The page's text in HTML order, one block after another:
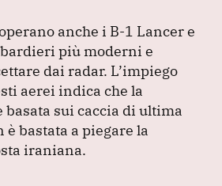
anche i B-1 Lancer e
più moderni e
dai radar. L’impiego
aerei indica che la
sui caccia di ultima
bastata a piegare la
iraniana.